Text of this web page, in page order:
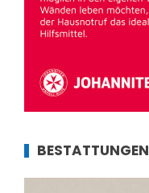
BESTATTUNGEN